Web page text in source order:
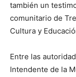
también un
comunitario de
Cultura y
Entre las
Intendente de la